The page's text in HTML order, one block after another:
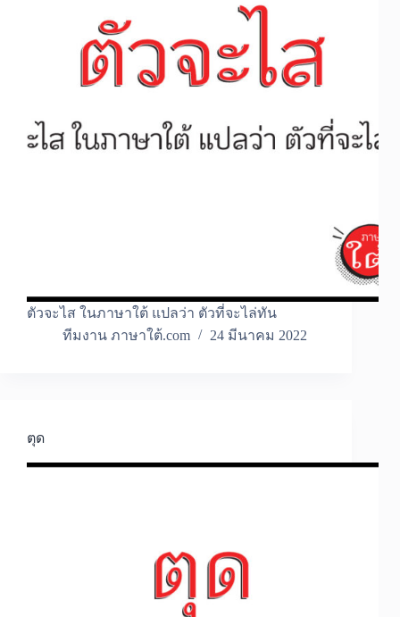
ตัวจะไส ในภาษาใต้ แปลว่า ตัวที่จะไล่ทัน
ทีมงาน ภาษาใต้.com
24 มีนาคม 2022
ตุด